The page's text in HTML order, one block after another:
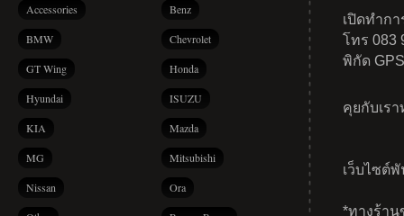
Accessories Benz
BMW Chevrolet
GT Wing Honda
Hyundai ISUZU
KIA Mazda
MG Mitsubishi
Nissan Ora
เปิดทำก
โทร 083
พิกัด
คุยกับเร
เว็บไซต์
*ทางร้าน